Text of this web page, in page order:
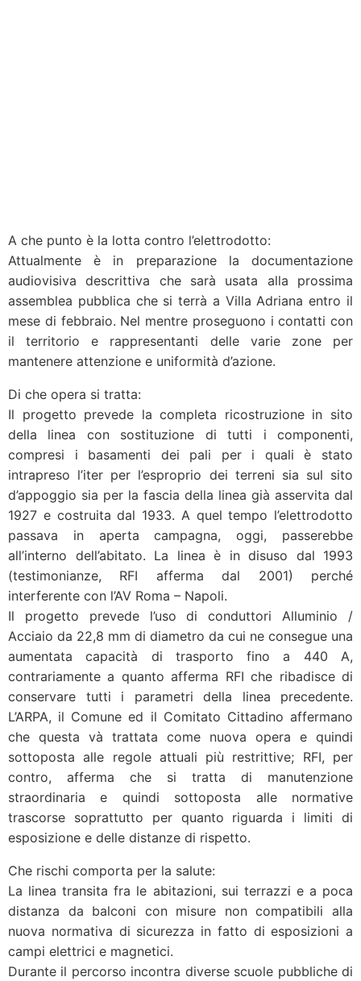
A che punto è la lotta contro l’elettrodotto:
Attualmente è in preparazione la documentazione
audiovisiva descrittiva che sarà usata alla prossima
assemblea pubblica che si terrà a Villa Adriana entro il
mese di febbraio. Nel mentre proseguono i contatti con
il territorio e rappresentanti delle varie zone per
mantenere attenzione e uniformità d’azione.
Di che opera si tratta:
Il progetto prevede la completa ricostruzione in sito
della linea con sostituzione di tutti i componenti,
compresi i basamenti dei pali per i quali è stato
intrapreso l’iter per l’esproprio dei terreni sia sul sito
d’appoggio sia per la fascia della linea già asservita dal
1927 e costruita dal 1933. A quel tempo l’elettrodotto
passava in aperta campagna, oggi, passerebbe
all’interno dell’abitato. La linea è in disuso dal 1993
(testimonianze, RFI afferma dal 2001) perché
interferente con l’AV Roma – Napoli.
Il progetto prevede l’uso di conduttori Alluminio /
Acciaio da 22,8 mm di diametro da cui ne consegue una
aumentata capacità di trasporto fino a 440 A,
contrariamente a quanto afferma RFI che ribadisce di
conservare tutti i parametri della linea precedente.
L’ARPA, il Comune ed il Comitato Cittadino affermano
che questa và trattata come nuova opera e quindi
sottoposta alle regole attuali più restrittive; RFI, per
contro, afferma che si tratta di manutenzione
straordinaria e quindi sottoposta alle normative
trascorse soprattutto per quanto riguarda i limiti di
esposizione e delle distanze di rispetto.
Che rischi comporta per la salute:
La linea transita fra le abitazioni, sui terrazzi e a poca
distanza da balconi con misure non compatibili alla
nuova normativa di sicurezza in fatto di esposizioni a
campi elettrici e magnetici.
Durante il percorso incontra diverse scuole pubbliche di